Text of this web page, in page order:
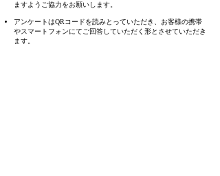
ますようご協力をお願いします。
アンケートはQRコードを読みとっていただき、お客様の携帯
やスマートフォンにてご回答していただく形とさせていただき
ます。